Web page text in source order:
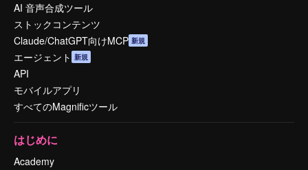
AI 音声合成ツール
ストックコンテンツ
Claude/ChatGPT向けMCP 新規
エージェント 新規
API
モバイルアプリ
すべてのMagnificツール
はじめに
Academy